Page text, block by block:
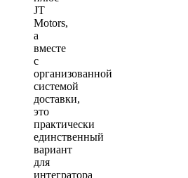
JT
Motors,
а
вместе
с
организованной
системой
доставки,
это
практически
единственный
вариант
для
интегратора